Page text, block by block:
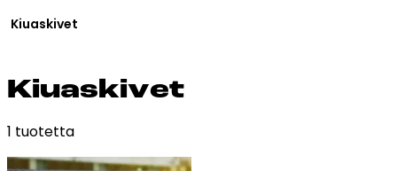
Grillit ja pihakeittiöt
Esitteet, hinnastot ja ohjeet
Kiuas­ki­vet
Kiuaskivet
1 tuotetta